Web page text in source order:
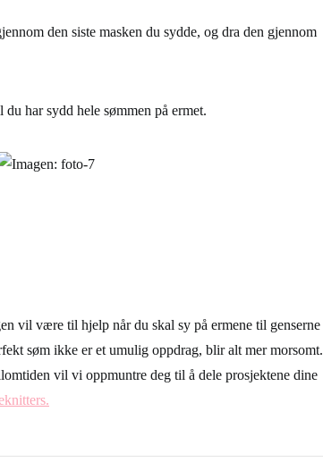
den siste masken du sydde, og dra den gjennom
har sydd hele sømmen på ermet.
vil være til hjelp når du skal sy på ermene til genserne
søm ikke er et umulig oppdrag, blir alt mer morsomt.
vil vi oppmuntre deg til å dele prosjektene dine